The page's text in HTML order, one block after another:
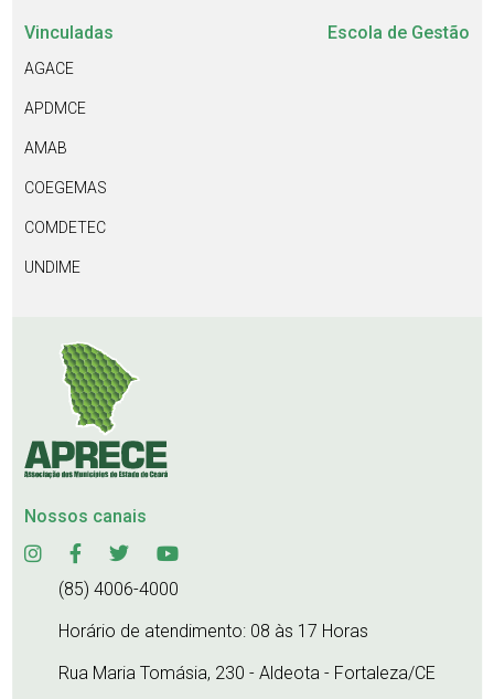
Vinculadas
AGACE
APDMCE
AMAB
COEGEMAS
COMDETEC
UNDIME
Escola de Gestão
Nossos canais
(85) 4006-4000
Horário de atendimento: 08 às 17 Horas
Rua Maria Tomásia, 230 - Aldeota - Fortaleza/CE